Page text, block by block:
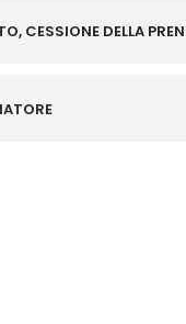
CESSIONE DELLA